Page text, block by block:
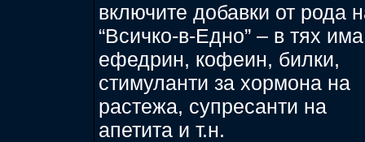
включите добавки от рода
“Всичко-в-Едно” – в тях има
ефедрин, кофеин, билки,
стимуланти за хормона на
растежа, супресанти на
апетита и т.н.